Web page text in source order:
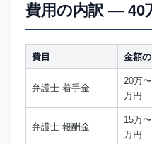
費用の内訳 — 40
費目 金額
弁護士 着手金
20万
万円
弁護士 報酬金
15万
万円